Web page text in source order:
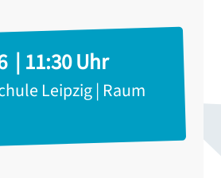
| 11:30 Uhr
Leipzig | Raum